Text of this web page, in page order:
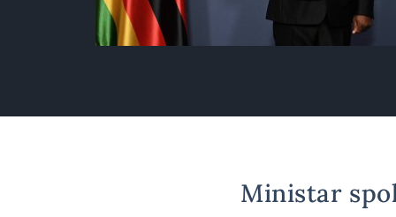
Ministar